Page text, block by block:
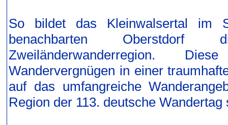
So bildet das Kleinwalsertal im
benachbarten Oberstdorf
Zweiländerwanderregion.
Wandervergnügen in einer
auf das umfangreiche
Region der 113. deutsche Wandertag